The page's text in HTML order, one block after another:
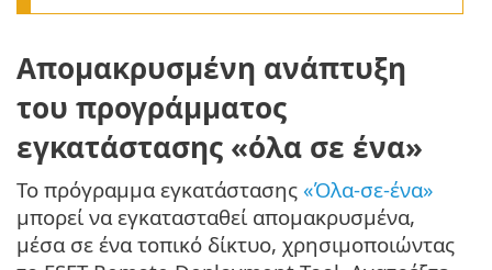
Απομακρυσμένη ανάπτυξη
του προγράμματος
εγκατάστασης «όλα σε ένα»
Το πρόγραμμα εγκατάστασης «Όλα-σε-ένα»
μπορεί να εγκατασταθεί απομακρυσμένα,
μέσα σε ένα τοπικό δίκτυο, χρησιμοποιώντας